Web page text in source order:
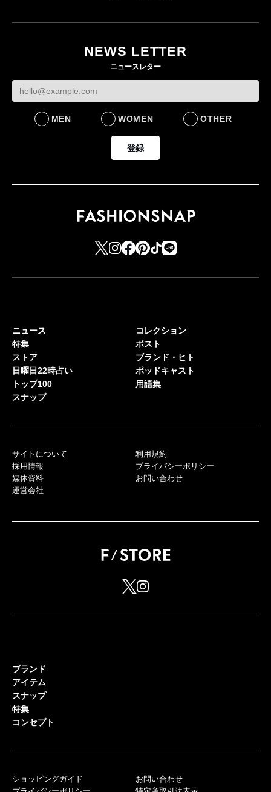
ケットなど7型を発売
をラインナップ
NEWS LETTER
ニュースレター
MEN WOMEN OTHER
登録
ニュース
特集
ストア
日曜日22時占い
トップ100
スナップ
コレクション
ポスト
ブランド・ヒト
ポッドキャスト
用語集
サイトについて
採用情報
媒体資料
運営会社
利用規約
プライバシーポリシー
お問い合わせ
ブランド
アイテム
スナップ
特集
コンセプト
ショッピングガイド
お問い合わせ